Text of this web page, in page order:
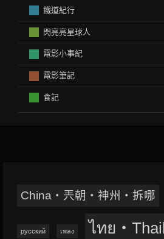
鐵道紀行
閃亮亮星球人
電影小事紀
電影筆記
食記
China‧兲朝‧神州‧拆哪
русский เพลง ไทย